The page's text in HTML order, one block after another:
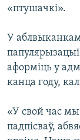
«птушачкі».
У
аформіць у
канца году,
«У свой час мы
падпісваў,